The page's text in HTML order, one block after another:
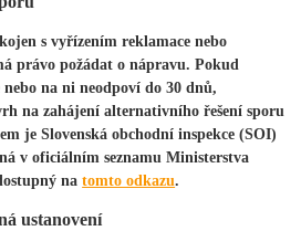
s vyřízením reklamace nebo
právo požádat o nápravu. Pokud
na ni neodpoví do 30 dnů,
na zahájení alternativního řešení sporu
je Slovenská obchodní inspekce (SOI)
v oficiálním seznamu Ministerstva
natomto odkazu.
ustanovení